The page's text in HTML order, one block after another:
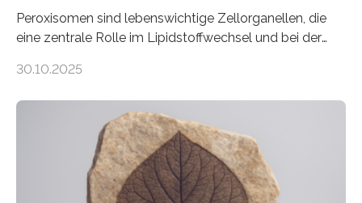
Peroxisomen sind lebenswichtige Zellorganellen, die
eine zentrale Rolle im Lipidstoffwechsel und bei der
erfüllen können, müssen zahlreiche Enzyme präzise in
der Ruhr-Universität Bochum um Prof. Dr. Ralf Erdmann
und Dr. Ismaila Francis Yusuf hat nun einen bislang
unbekannten Qualitätskontrollmechanismus des
peroxisomalen Proteintransports in der Bäckerhefe
Saccharomyces cerevisiae entdeckt, der für die
30.10.2025